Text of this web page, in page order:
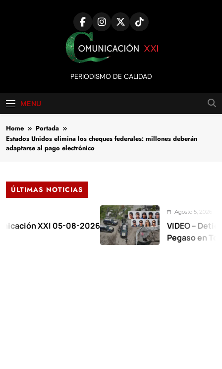
Comunicación
XXI
PERIODISMO DE CALIDAD
MENU
Home
Portada
Estados Unidos elimina los cheques federales: millones deberán
adaptarse al pago electrónico
ÚLTIMAS NOTICIAS
XXI 05-08-2026
Agosto 5, 2026
VIDEO – Detienen a
Pegaso en Toluca